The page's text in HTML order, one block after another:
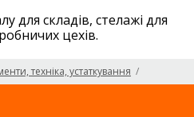
для складів, стелажі для
цехів.
техніка, устаткування /